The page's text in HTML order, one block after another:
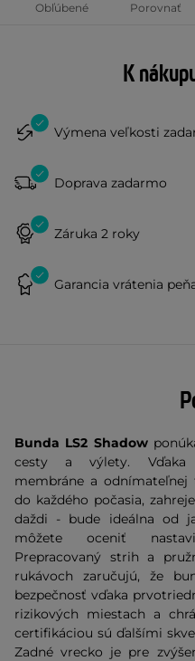
Obľúbené Porovnať
K
Výmena veľkosti
Doprava zadarmo
Záruka 2 roky
Garancia vrátenia
Bunda LS2 Shadow
cesty a výlety. Vďaka
membráne a
do každého počasia,
daždi - bude ideálna od
môžete oceniť
Prepracovaný strih a
rukávoch zaručujú, že
bezpečnosť vďaka
rizikových miestach a
certifikáciou sú ďalšími
Zadné vrecko je pre